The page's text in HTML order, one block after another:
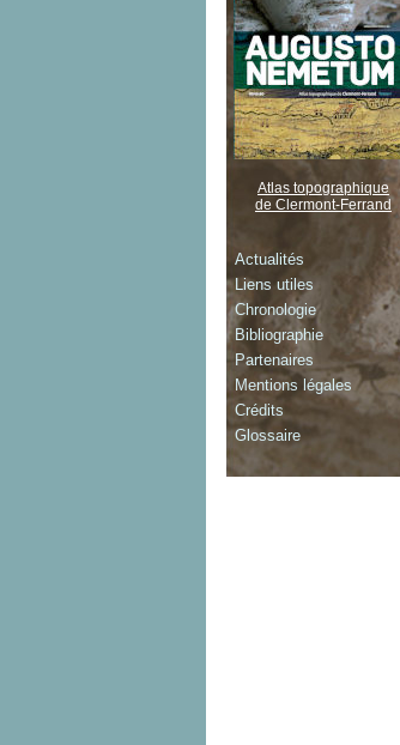
Atlas topographique
de Clermont-Ferrand
Actualités
Liens utiles
Chronologie
Bibliographie
Partenaires
Mentions légales
Crédits
Glossaire